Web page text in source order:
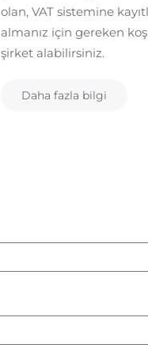
olan, VAT sistemine
almanız için gereken
şirket alabilirsiniz.
Daha fazla bilgi